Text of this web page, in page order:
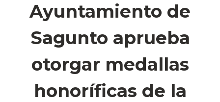
Ayuntamiento de
Sagunto aprueba
otorgar medallas
honoríficas de la